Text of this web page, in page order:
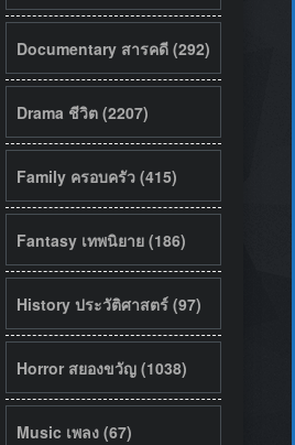
Documentary สารคดี (292)
Drama ชีวิต (2207)
Family ครอบครัว (415)
Fantasy เทพนิยาย (186)
History ประวัติศาสตร์ (97)
Horror สยองขวัญ (1038)
Music เพลง (67)